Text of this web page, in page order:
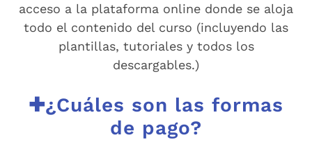
acceso a la plataforma online donde se aloja
todo el contenido del curso (incluyendo las
plantillas, tutoriales y todos los
descargables.)
✚¿Cuáles son las formas
de pago?